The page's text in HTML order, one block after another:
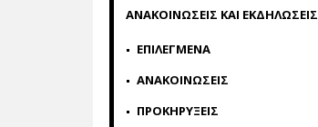
ΑΝΑΚΟΙΝΩΣΕΙΣ ΚΑΙ ΕΚΔΗΛΩΣΕΙΣ
ΕΠΙΛΕΓΜΕΝΑ
ΑΝΑΚΟΙΝΩΣΕΙΣ
ΠΡΟΚΗΡΥΞΕΙΣ